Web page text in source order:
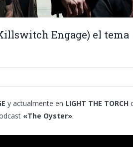
Engage) el tema
y actualmente en LIGHT THE TORCH
«The Oyster».